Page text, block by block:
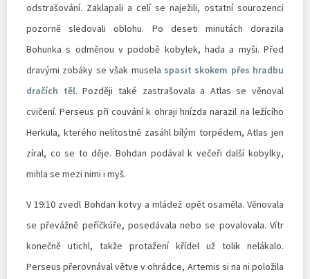
odstrašování. Zaklapali a celí se naježili, ostatní sourozenci
pozorně sledovali oblohu. Po deseti minutách dorazila
Bohunka s odměnou v podobě kobylek, hada a myši. Před
dravými zobáky se však musela spasit skokem přes hradbu
dračích těl. Později také zastrašovala a Atlas se věnoval
cvičení. Perseus při couvání k ohraji hnízda narazil na ležícího
Herkula, kterého nelítostně zasáhl bílým torpédem, Atlas jen
zíral, co se to děje. Bohdan podával k večeři další kobylky,
mihla se mezi nimi i myš.
V 19:10 zvedl Bohdan kotvy a mládež opět osaměla. Věnovala
se převážně peříčkúře, posedávala nebo se povalovala. Vítr
konečně utichl, takže protažení křídel už tolik nelákalo.
Perseus přerovnával větve v ohrádce, Artemis si na ni položila